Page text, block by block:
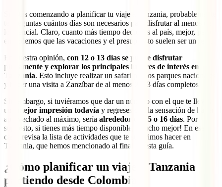
Si estás comenzando a planificar tu viaje a Tanzania, probablemente
te preguntas cuántos días son necesarios para disfrutar al menos de
lo esencial. Claro, cuanto más tiempo dediques al país, mejor, pero
entendemos que las vacaciones y el presupuesto suelen ser un reto.
En nuestra opinión, con 12 o 13 días se puede disfrutar
plenamente y explorar los principales lugares de interés en
Tanzania. Esto incluye realizar un safari por los parques nacionales
y hacer una visita a Zanzíbar de al menos 2 o 3 días completos.
Sin embargo, si tuviéramos que dar un número con el que te lleves
una
mejor impresión todavía y regreses con la sensación de haber
aprovechado al máximo, sería alrededor de 15 o 16 días. Por
supuesto, si tienes más tiempo disponible, ¡mucho mejor! En ese
caso, revisa la lista de actividades que te sugerimos hacer en
Tanzania, que hemos mencionado al final de esta guía.
¿Cómo planificar un viaje a Tanzania
partiendo desde Colombia?